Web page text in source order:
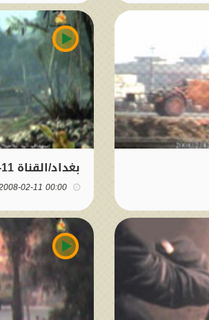
بغداد/القناة 11-2-2008
00:00 2008-02-11